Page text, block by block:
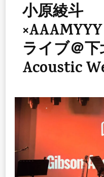
小原綾斗
ライブ＠
Acoustic